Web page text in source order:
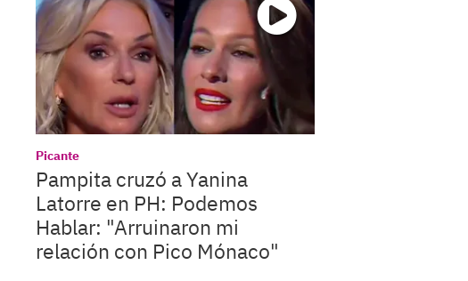
Picante
Pampita cruzó a Yanina
Latorre en PH: Podemos
Hablar: "Arruinaron mi
relación con Pico Mónaco"